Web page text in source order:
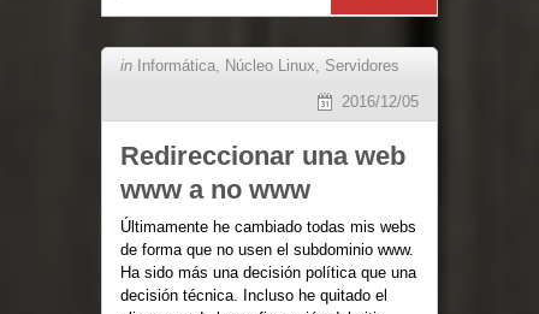
in Informática Núcleo Linux
Servidores
2016/12/05
Redireccionar una web
www a no www
Últimamente he cambiado todas mis webs
de forma que no usen el subdominio www.
Ha sido más una decisión política que una
decisión técnica. Incluso he quitado el